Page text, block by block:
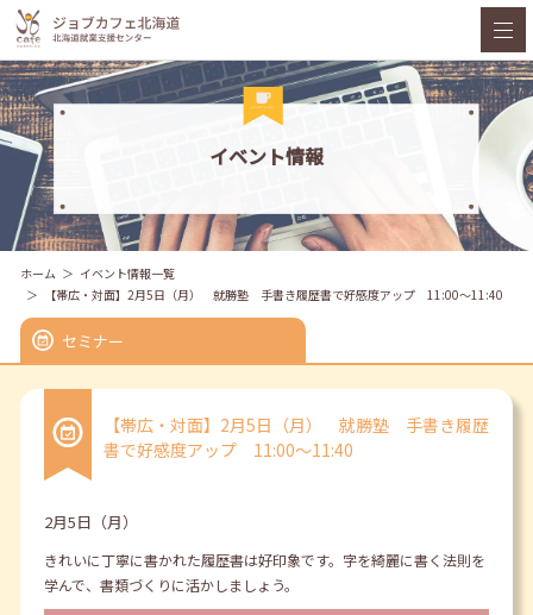
イベント情報
ホーム
イベント情報一覧
【帯広・対面】2月5日（月） 就勝塾 手書き履歴書で好感度アップ 11:00～11:40
セミナー
【帯広・対面】2月5日（月） 就勝塾 手書き履歴
書で好感度アップ 11:00～11:40
2月5日（月）
きれいに丁寧に書かれた履歴書は好印象です。字を綺麗に書く法則を
学んで、書類づくりに活かしましょう。